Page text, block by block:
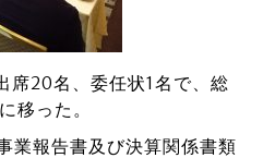
席20名、委任状1名で、総
移った。
業報告書及び決算関係書類